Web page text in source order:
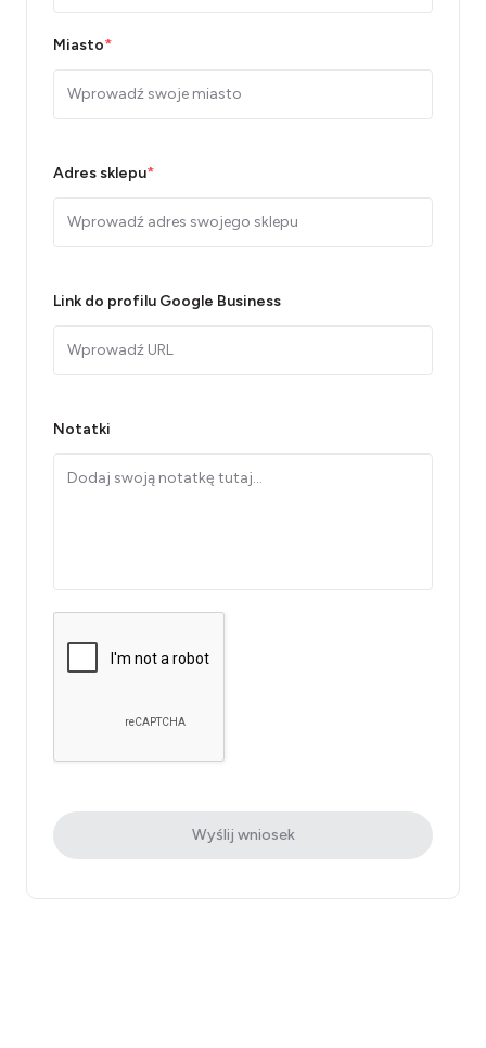
Miasto*
Adres sklepu*
Link do profilu Google Business
Notatki
Wyślij wniosek